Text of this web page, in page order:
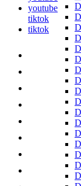
youtube
tiktok
tiktok